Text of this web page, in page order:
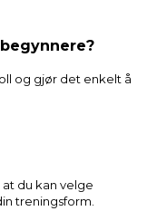
og gjør det enkelt å
du kan velge
treningsform.